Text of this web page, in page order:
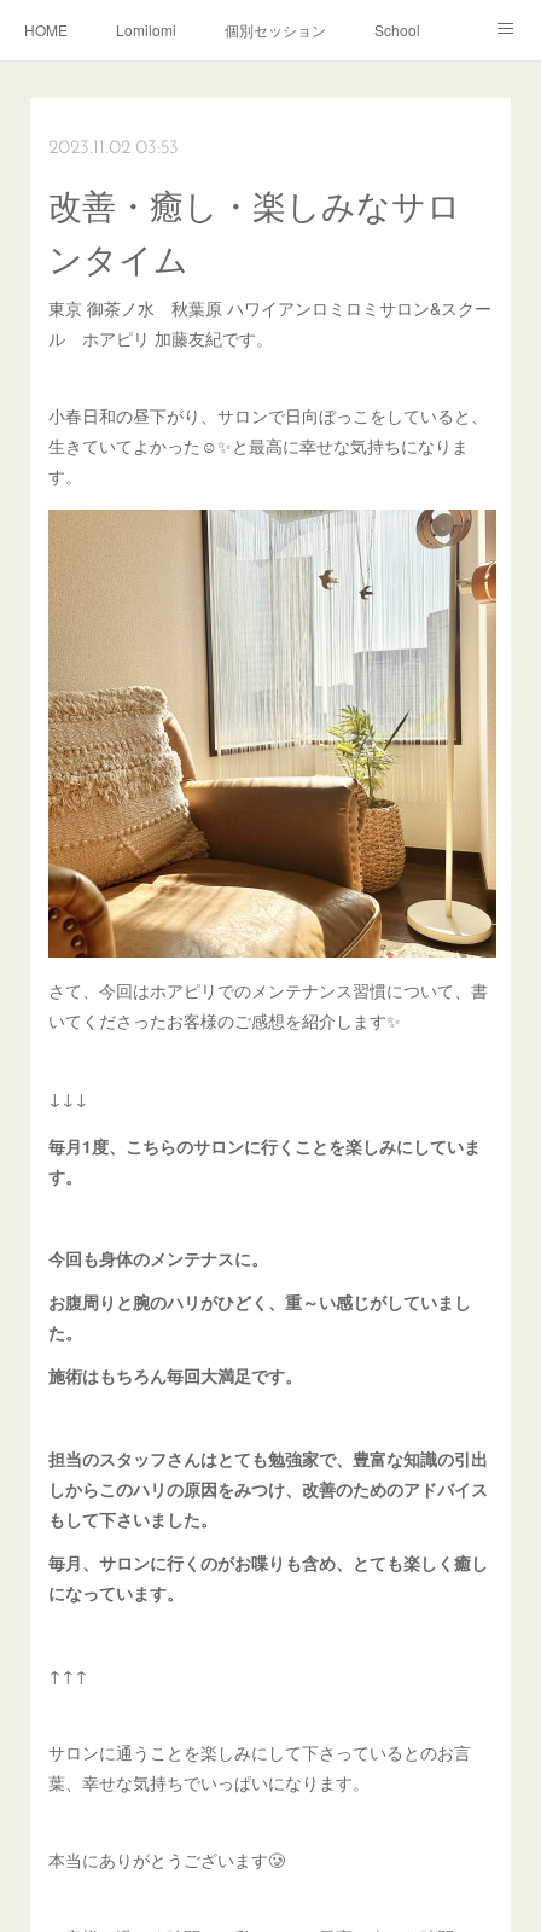
HOME Lomilomi 個別セッション School
School無料説明会
2023.11.02 03:53
改善・癒し・楽しみなサロ
ンタイム
東京 御茶ノ水 秋葉原 ハワイアンロミロミサロン&スクー
ル ホアピリ 加藤友紀です。
小春日和の昼下がり、サロンで日向ぼっこをしていると、
生きていてよかった☺️✨と最高に幸せな気持ちになりま
す。
さて、今回はホアピリでのメンテナンス習慣について、書
いてくださったお客様のご感想を紹介します✨
↓↓↓
毎月1度、こちらのサロンに行くことを楽しみにしていま
す。
今回も身体のメンテナスに。
お腹周りと腕のハリがひどく、重～い感じがしていまし
た。
施術はもちろん毎回大満足です。
担当のスタッフさんはとても勉強家で、豊富な知識の引出
しからこのハリの原因をみつけ、改善のためのアドバイス
もして下さいました。
毎月、サロンに行くのがお喋りも含め、とても楽しく癒し
になっています。
↑↑↑
サロンに通うことを楽しみにして下さっているとのお言
葉、幸せな気持ちでいっぱいになります。
本当にありがとうございます🥲